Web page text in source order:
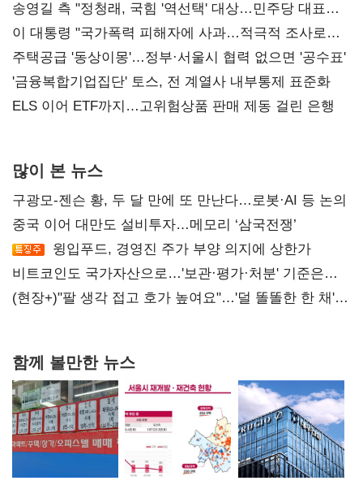
송영길 측 "정청래, 국힘 '역선택' 대상…민주당 대표로
총선 지휘 못해"
이 대통령 "국가폭력 피해자에 사과…적극적 조사로
진실 밝혀야"
주택공급 '동상이몽'…정부·서울시 협력 없으면 '공수표'
'금융복합기업집단' 토스, 전 계열사 내부통제 표준화
ELS 이어 ETF까지…고위험상품 판매 제동 걸린 은행
많이 본 뉴스
구광모-젠슨 황, 두 달 만에 또 만난다…로봇·AI 등 논의
중국 이어 대만도 설비투자…메모리 ‘삼국전쟁’
윙입푸드, 경영진 주가 부양 의지에 상한가
비트코인도 국가자산으로…'보관·평가·처분' 기준은
숙제
(현장+)"팔 생각 접고 호가 높여요"…'덜 똘똘한 한 채'
함께 볼만한 뉴스